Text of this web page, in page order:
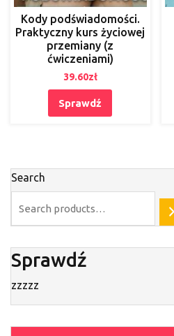
Kody podświadomości.
Praktyczny kurs życiowej
przemiany (z
ćwiczeniami)
39.60zł
Sprawdź
Search
Sprawdź
zzzzz